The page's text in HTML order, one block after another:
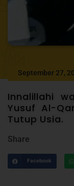
September 27,
Innalillahi
Yusuf Al-
Tutup Usia.
Share
Facebook